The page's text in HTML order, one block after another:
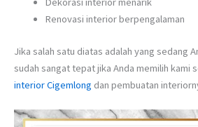
Renovasi interior berpengalaman
Jika salah satu diatas adalah yang sedang
sudah sangat tepat jika Anda memilih kami
interior Cigemlong dan pembuatan